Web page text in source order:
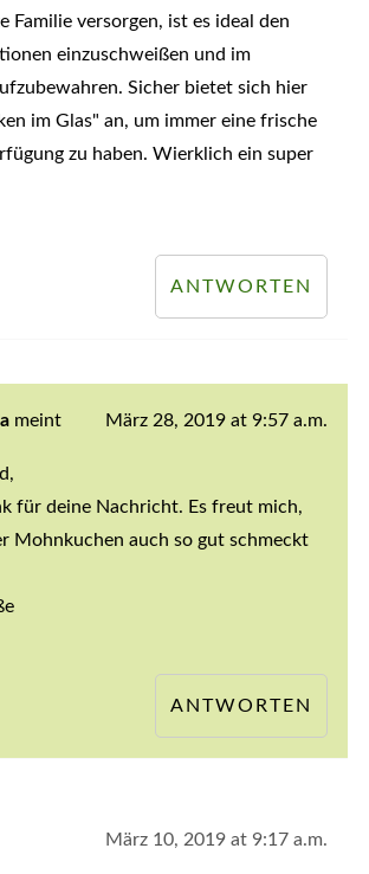
Familie versorgen, ist es ideal den
einzuschweißen und im
Sicher bietet sich hier
im Glas" an, um immer eine frische
zu haben. Wierklich ein super
ANTWORTEN
meint März 28, 2019 at 9:57 a.m.
für deine Nachricht. Es freut mich,
Mohnkuchen auch so gut schmeckt
ANTWORTEN
März 10, 2019 at 9:17 a.m.